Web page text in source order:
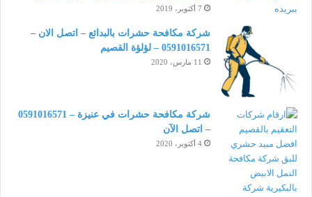
7 أكتوبر، 2019
شركة مكافحة حشرات بالبدائع – اتصل الان –
0591016571 – لؤلؤة القصيم
11 مارس، 2020
شركة مكافحة حشرات في عنيزة – 0591016571
– اتصل الآن
4 أكتوبر، 2020